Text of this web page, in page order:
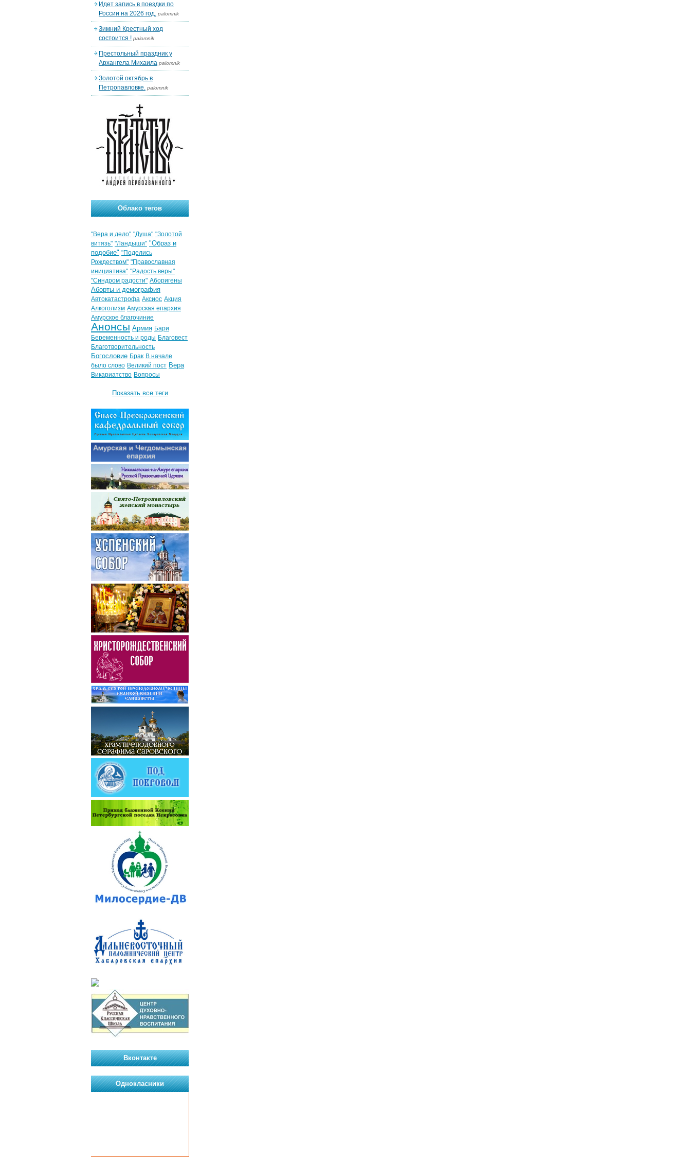
Идет запись в поездки по
России на 2026 год. palomnik
Зимний Крестный ход
состоится ! palomnik
Престольный праздник у
Архангела Михаила palomnik
Золотой октябрь в
Петропавловке. palomnik
Облако тегов
"Вера и дело" "Душа" "Золотой
витязь" "Ландыши" "Образ и
подобие" "Поделись
Рождеством" "Православная
инициатива" "Радость веры"
"Синдром радости" Аборигены
Аборты и демография
Автокатастрофа Аксиос Акция
Алкоголизм Амурская епархия
Амурское благочиние
Анонсы Армия Бари
Беременность и роды Благовест
Благотворительность
Богословие Брак В начале
было слово Великий пост Вера
Викариатство Вопросы
Показать все теги
Вконтакте
Однокласники